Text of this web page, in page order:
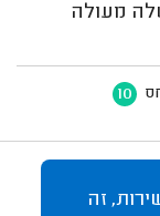
מעולה
10
זה